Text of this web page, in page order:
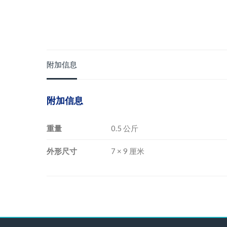
附加信息
附加信息
重量 0.5 公斤
外形尺寸 7 × 9 厘米